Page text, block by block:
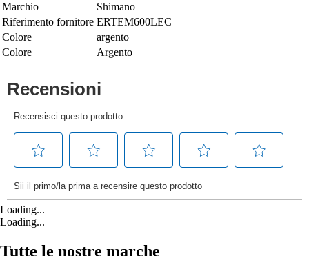
Marchio
Shimano
Riferimento fornitore ERTEM600LEC
Colore
argento
Colore
Argento
Loading...
Loading...
Tutte le nostre marche